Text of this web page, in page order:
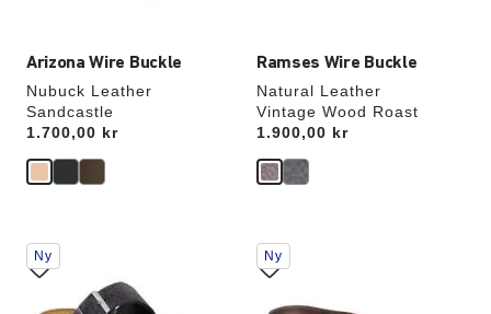
Arizona Wire Buckle
Nubuck Leather
Sandcastle
Price:
1.700,00 kr
Ramses Wire Buckle
Natural Leather
Vintage Wood Roast
Price:
1.900,00 kr
Samhandling
med
swatch-
Ny
Samhandling
med
swatch-
farger
Ny